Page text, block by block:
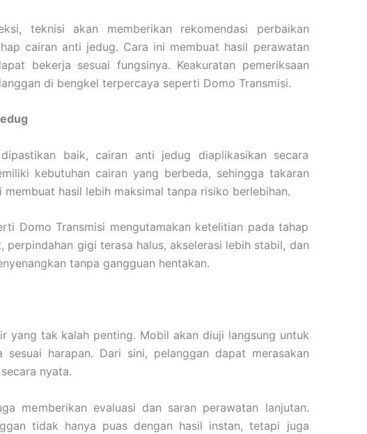
teknisi akan memberikan rekomendasi perbaikan
cairan anti jedug. Cara ini membuat hasil perawatan
bekerja sesuai fungsinya. Keakuratan pemeriksaan
di bengkel terpercaya seperti Domo Transmisi.
baik, cairan anti jedug diaplikasikan secara
kebutuhan cairan yang berbeda, sehingga takaran
membuat hasil lebih maksimal tanpa risiko berlebihan.
Domo Transmisi mengutamakan ketelitian pada tahap
perpindahan gigi terasa halus, akselerasi lebih stabil, dan
tanpa gangguan hentakan.
yang tak kalah penting. Mobil akan diuji langsung untuk
sesuai harapan. Dari sini, pelanggan dapat merasakan
nyata.
memberikan evaluasi dan saran perawatan lanjutan.
tidak hanya puas dengan hasil instan, tetapi juga